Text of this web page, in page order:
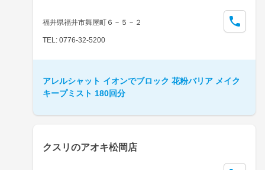
福井県福井市舞屋町６－５－２
TEL: 0776-32-5200
アレルシャット イオンでブロック 花粉バリア メイク
キープミスト 180回分
クスリのアオキ松岡店